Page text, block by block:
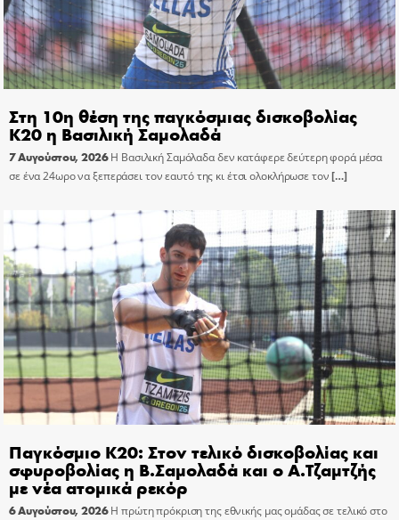
Στη 10η θέση της παγκόσμιας δισκοβολίας
Κ20 η Βασιλική Σαμολαδά
7 Αυγούστου, 2026 Η Βασιλική Σαμόλαδα δεν κατάφερε δεύτερη φορά μέσα
σε ένα 24ωρο να ξεπεράσει τον εαυτό της κι έτσι ολοκλήρωσε τον[…]
Παγκόσμιο Κ20: Στον τελικό δισκοβολίας και
σφυροβολίας η Β.Σαμολαδά και ο Α.Τζαμτζής
με νέα ατομικά ρεκόρ
6 Αυγούστου, 2026 Η πρώτη πρόκριση της εθνικής μας ομάδας σε τελικό στο